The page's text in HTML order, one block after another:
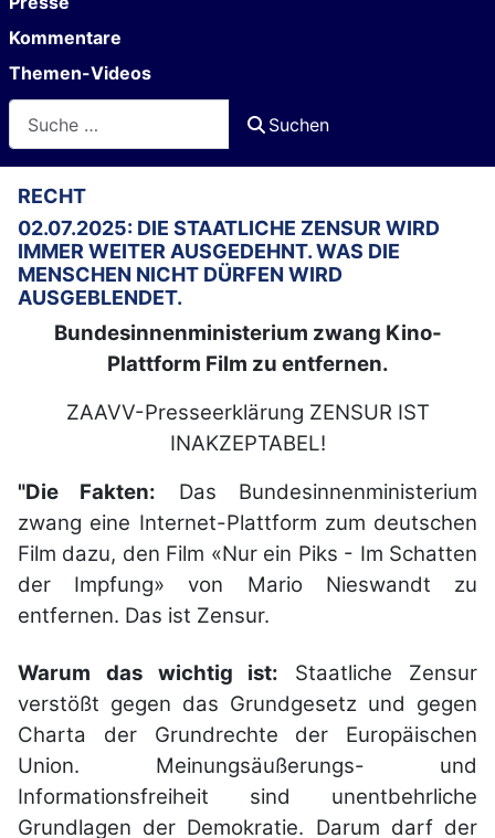
Kommentare
Themen-Videos
Suchen
RECHT
02.07.2025: DIE STAATLICHE ZENSUR WIRD
IMMER WEITER AUSGEDEHNT. WAS DIE
MENSCHEN NICHT DÜRFEN WIRD
AUSGEBLENDET.
Bundesinnenministerium zwang Kino-
Plattform Film zu entfernen.
ZAAVV-Presseerklärung ZENSUR IST
INAKZEPTABEL!
"Die Fakten: Das Bundesinnenministerium
zwang eine Internet-Plattform zum deutschen
Film dazu, den Film «Nur ein Piks - Im Schatten
der Impfung» von Mario Nieswandt zu
entfernen. Das ist Zensur.
Warum das wichtig ist: Staatliche Zensur
verstößt gegen das Grundgesetz und gegen
Charta der Grundrechte der Europäischen
Union. Meinungsäußerungs- und
Informationsfreiheit sind unentbehrliche
Grundlagen der Demokratie. Darum darf der